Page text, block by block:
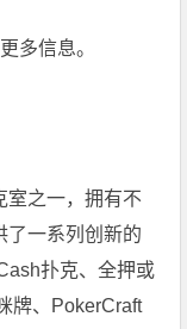
多信息。
室之一，拥有不
了一系列创新的
扑克、全押或
牌、PokerCraft